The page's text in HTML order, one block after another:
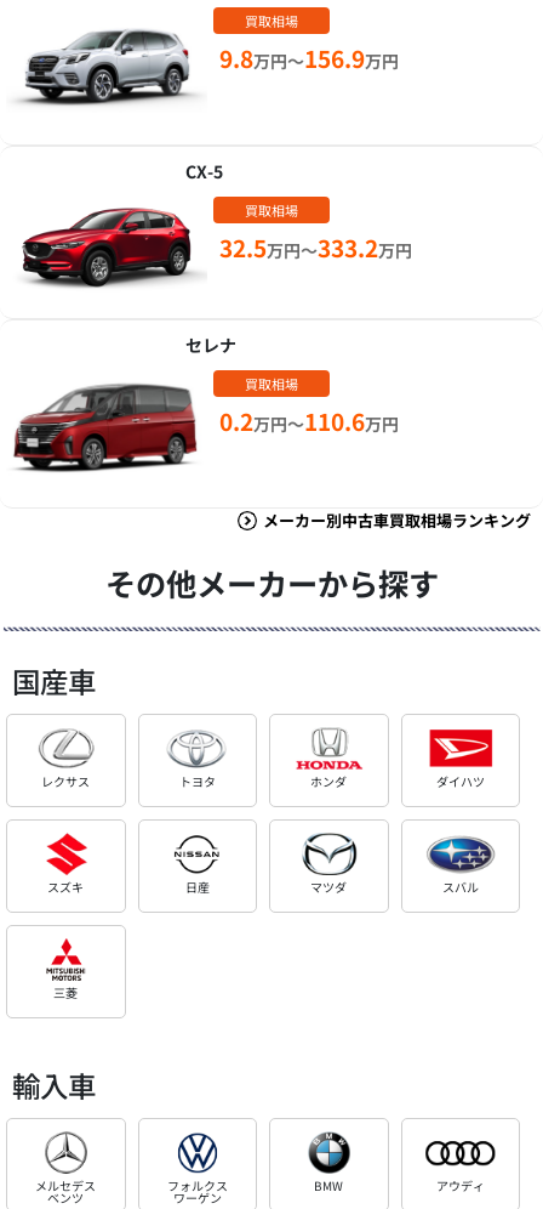
買取相場
9.8万円～156.9万円
CX-5
買取相場
32.5万円～333.2万円
セレナ
買取相場
0.2万円～110.6万円
メーカー別中古車買取相場ランキング
その他メーカーから探す
国産車
レクサス トヨタ ホンダ ダイハツ
スズキ 日産 マツダ スバル
三菱
輸入車
メルセデス
ベンツ
フォルクス
ワーゲン
BMW アウディ